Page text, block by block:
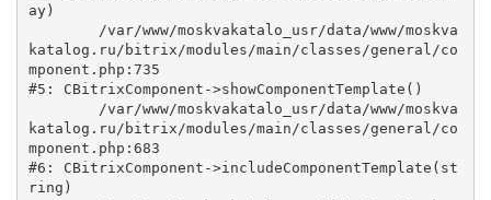
ay)
katalog.ru/bitrix/modules/main/classes/general/co
mponent.php:735
#5: CBitrixComponent->showComponentTemplate()
katalog.ru/bitrix/modules/main/classes/general/co
mponent.php:683
#6: CBitrixComponent->includeComponentTemplate(st
ring)